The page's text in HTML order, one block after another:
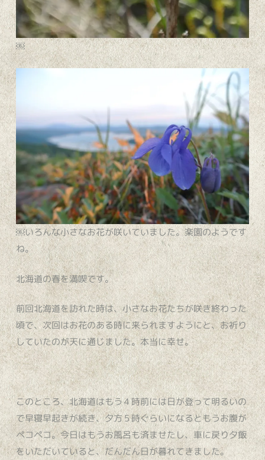
￼
￼いろんな小さなお花が咲いていました。楽園のようです
ね。
北海道の春を満喫です。
前回北海道を訪れた時は、小さなお花たちが咲き終わった
頃で、次回はお花のある時に来られますようにと、お祈り
していたのが天に通じました。本当に幸せ。
このところ、北海道はもう４時前には日が登って明るいの
で早寝早起きが続き、夕方５時ぐらいになるともうお腹が
ペコペコ。今日はもうお風呂も済ませたし、車に戻り夕飯
をいただいていると、だんだん日が暮れてきました。